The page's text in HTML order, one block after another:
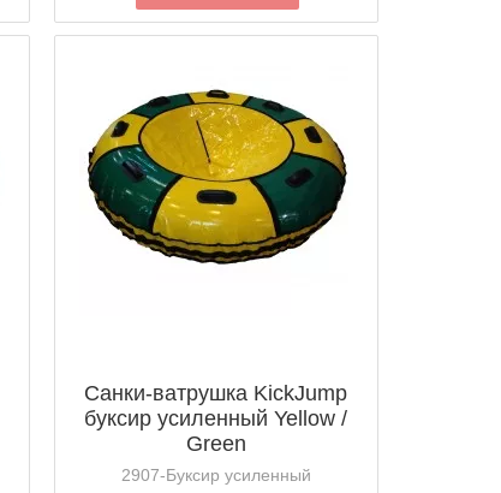
Санки-ватрушка KickJump
буксир усиленный Yellow /
Green
2907-Буксир усиленный